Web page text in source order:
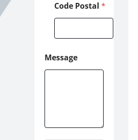
Code Postal *
Message